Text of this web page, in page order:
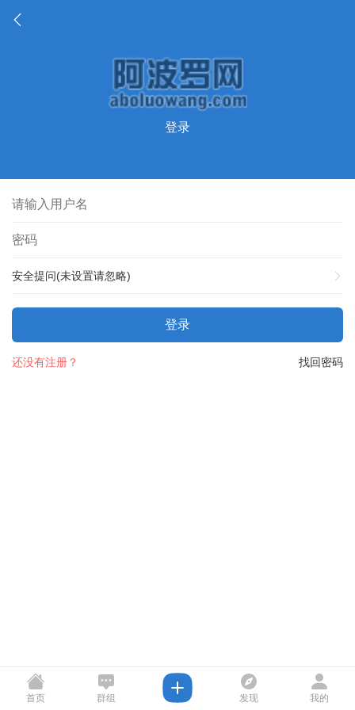
登录
安全提问(未设置请忽略)
登录
找回密码
还没有注册？
首页 群组 发现 我的